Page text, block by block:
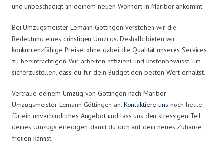
und unbeschädigt an deinem neuen Wohnort in Maribor ankommt.
Bei Umzugsmeister Lemann Göttingen verstehen wir die
Bedeutung eines günstigen Umzugs. Deshalb bieten wir
konkurrenzfähige Preise, ohne dabei die Qualität unseres Services
zu beeinträchtigen. Wir arbeiten effizient und kostenbewusst, um
sicherzustellen, dass du für dein Budget den besten Wert erhältst.
Vertraue deinem Umzug von Göttingen nach Maribor
Umzugsmeister Lemann Göttingen an. Kontaktiere uns noch heute
für ein unverbindliches Angebot und lass uns den stressigen Teil
deines Umzugs erledigen, damit du dich auf dein neues Zuhause
freuen kannst.